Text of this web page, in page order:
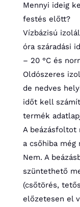
Mennyi ideig
festés előtt?
Vízbázisú
óra száradási
– 20 °C és
Oldószeres
de nedves
időt kell
termék
A beázásfoltot
a csőhiba még
Nem. A
szüntethető
(csőtörés,
előzetesen el